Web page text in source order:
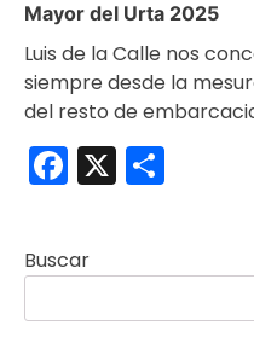
Mayor del Urta 2025
Luis de la Calle nos
siempre desde la
del resto de
Facebook
X
Buscar